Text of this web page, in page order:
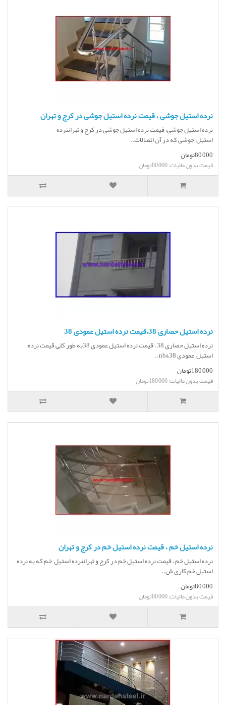
نرده استیل جوشی ، قیمت نرده استیل جوشی در کرج و تهران
نرده استیل جوشی، قیمت نرده استیل جوشی در کرج و تهراننرده
استیل جوشی که در آن اتصالات..
80,000تومان
قیمت بدون مالیات: 80,000تومان
نرده استیل حصاری 38،قیمت نرده استیل عمودی 38
نرده استیل حصاری 38 ، قیمت نرده استیل عمودی 38به طور کلی قیمت نرده
استیل عمودی 38&nb..
180,000تومان
قیمت بدون مالیات: 180,000تومان
نرده استیل خم ، قیمت نرده استیل خم در کرج و تهران
نرده استیل خم ، قیمت نرده استیل خم در کرج و تهراننرده استیل خم که به نرده
استیل خم کاری ش..
80,000تومان
قیمت بدون مالیات: 80,000تومان